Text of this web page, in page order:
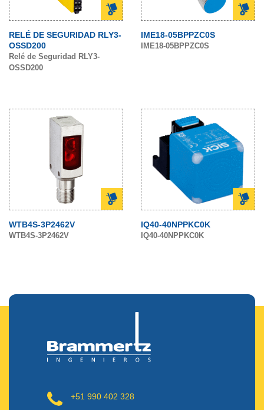
RELÉ DE SEGURIDAD RLY3-
OSSD200
Relé de Seguridad RLY3-
OSSD200
IME18-05BPPZC0S
IME18-05BPPZC0S
WTB4S-3P2462V
WTB4S-3P2462V
IQ40-40NPPKC0K
IQ40-40NPPKC0K
+51 990 402 328